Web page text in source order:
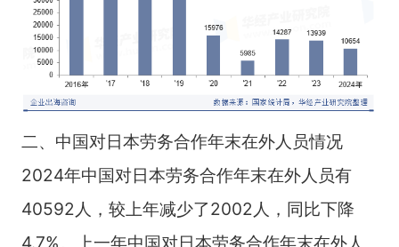
二、中国对日本劳务合作年末在外人员情况
2024年中国对日本劳务合作年末在外人员有
40592人，较上年减少了2002人，同比下降